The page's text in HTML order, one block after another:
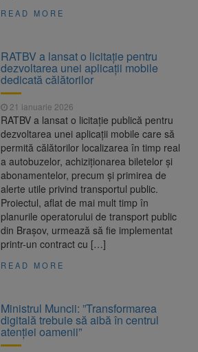
READ MORE
RATBV a lansat o licitație pentru
dezvoltarea unei aplicații mobile
dedicată călătorilor
21 ianuarie 2026
RATBV a lansat o licitație publică pentru
dezvoltarea unei aplicații mobile care să
permită călătorilor localizarea în timp real
a autobuzelor, achiziționarea biletelor și
abonamentelor, precum și primirea de
alerte utile privind transportul public.
Proiectul, aflat de mai mult timp în
planurile operatorului de transport public
din Brașov, urmează să fie implementat
printr-un contract cu […]
READ MORE
Ministrul Muncii: ”Transformarea
digitală trebuie să aibă în centrul
atenției oamenii”